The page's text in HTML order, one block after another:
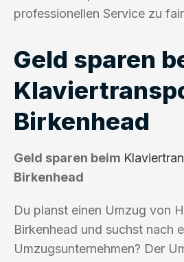
professionellen Service zu
Geld sparen
Birkenhead
Geld sparen beim
Birkenhead
Du planst einen Umzug von
Birkenhead und suchst nach
Umzugsunternehmen? Der